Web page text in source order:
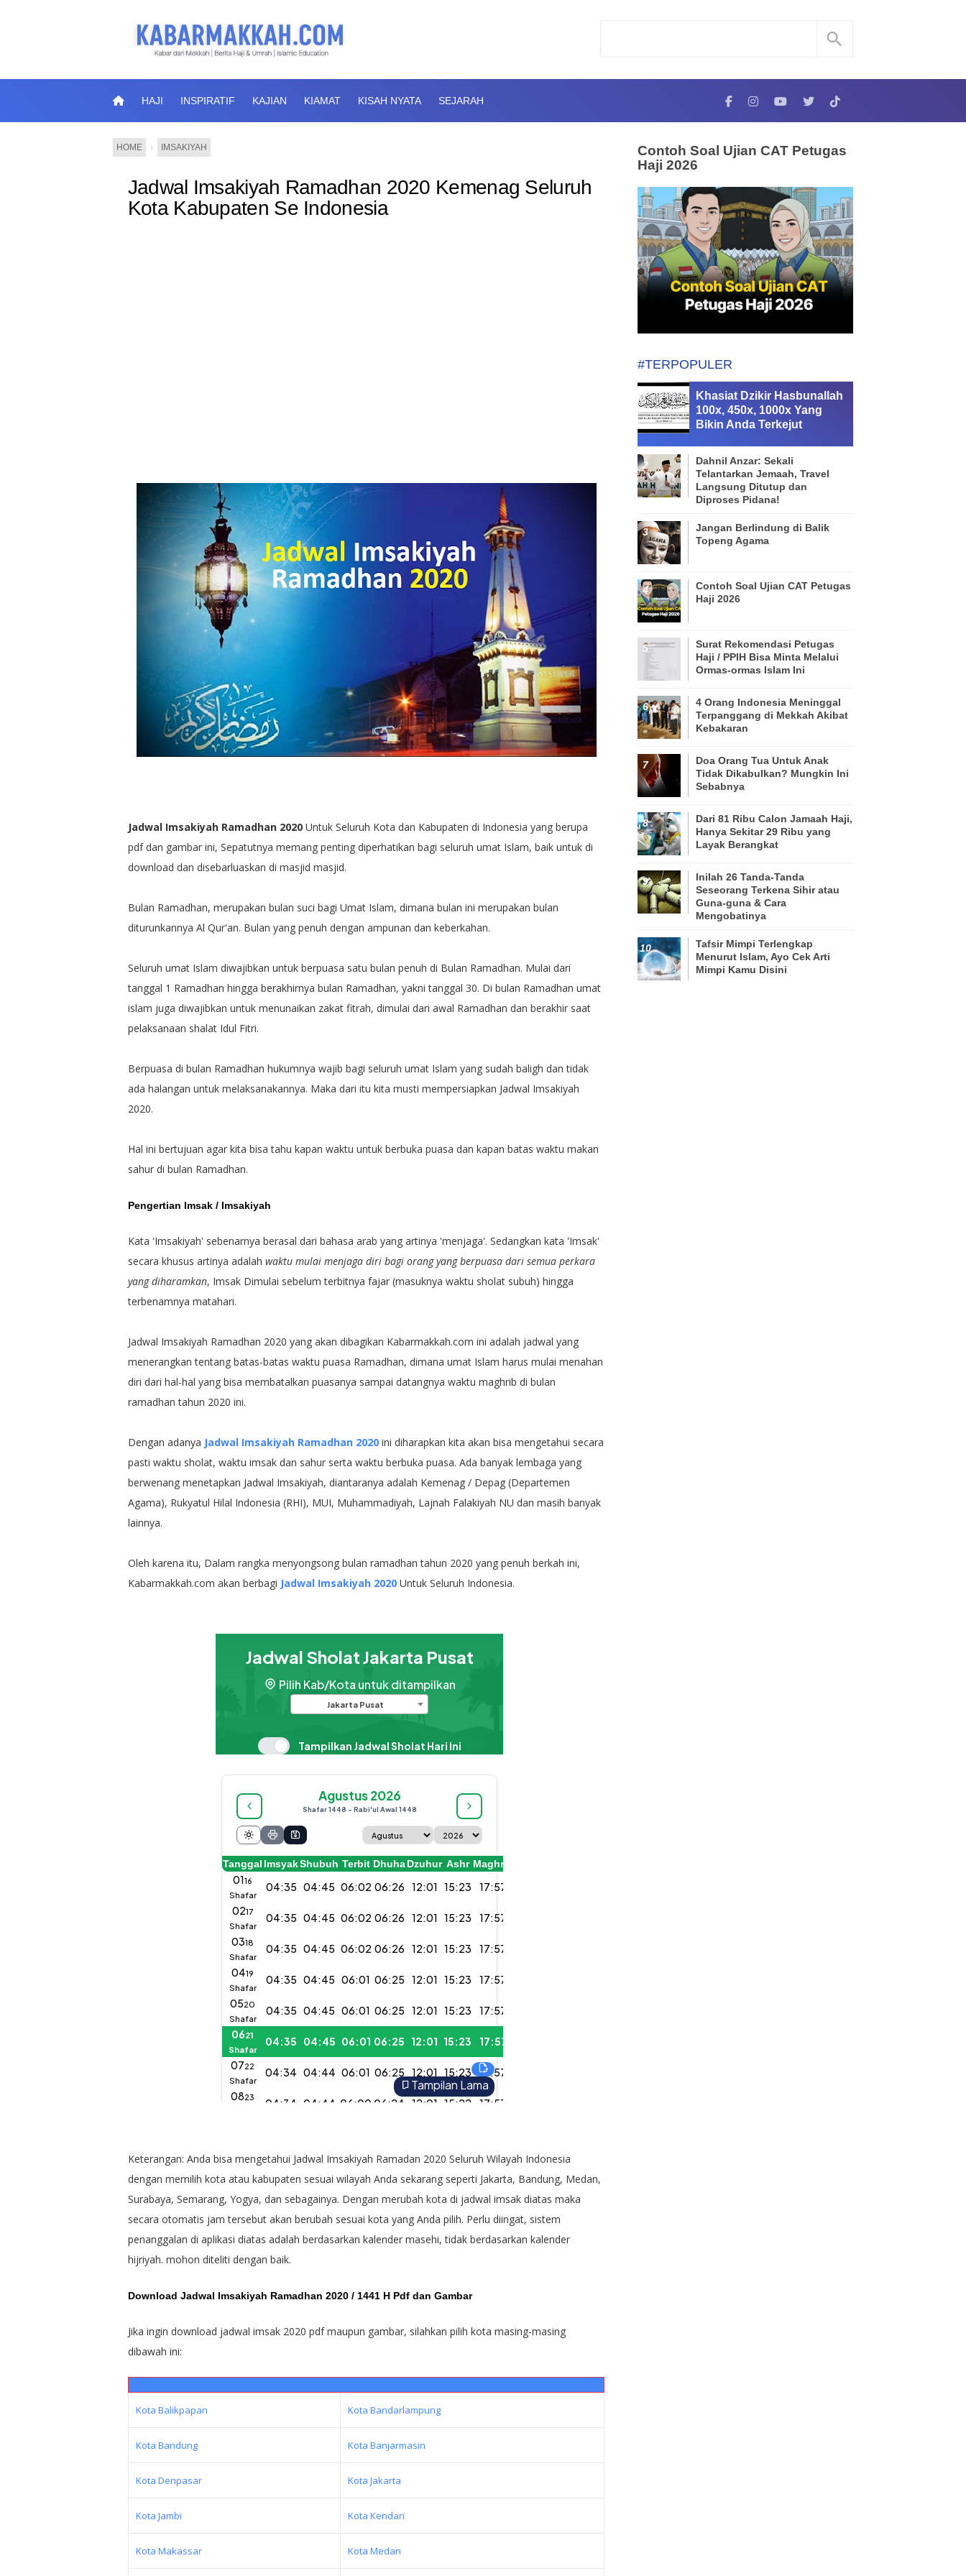
HAJI INSPIRATIF KAJIAN KIAMAT KISAH NYATA SEJARAH
HOME › IMSAKIYAH
Jadwal Imsakiyah Ramadhan 2020 Kemenag Seluruh
Kota Kabupaten Se Indonesia
Jadwal Imsakiyah Ramadhan 2020Untuk Seluruh Kota dan Kabupaten di Indonesia yang berupa
pdf dan gambar ini, Sepatutnya memang penting diperhatikan bagi seluruh umat Islam, baik untuk di
download dan disebarluaskan di masjid masjid.
Bulan Ramadhan, merupakan bulan suci bagi Umat Islam, dimana bulan ini merupakan bulan
diturunkannya Al Qur'an. Bulan yang penuh dengan ampunan dan keberkahan.
Seluruh umat Islam diwajibkan untuk berpuasa satu bulan penuh di Bulan Ramadhan. Mulai dari
tanggal 1 Ramadhan hingga berakhirnya bulan Ramadhan, yakni tanggal 30. Di bulan Ramadhan umat
islam juga diwajibkan untuk menunaikan zakat fitrah, dimulai dari awal Ramadhan dan berakhir saat
pelaksanaan shalat Idul Fitri.
Berpuasa di bulan Ramadhan hukumnya wajib bagi seluruh umat Islam yang sudah baligh dan tidak
ada halangan untuk melaksanakannya. Maka dari itu kita musti mempersiapkan Jadwal Imsakiyah
2020.
Hal ini bertujuan agar kita bisa tahu kapan waktu untuk berbuka puasa dan kapan batas waktu makan
sahur di bulan Ramadhan.
Pengertian Imsak / Imsakiyah
Kata 'Imsakiyah' sebenarnya berasal dari bahasa arab yang artinya 'menjaga'. Sedangkan kata 'Imsak'
secara khusus artinya adalah waktu mulai menjaga diri bagi orang yang berpuasa dari semua perkara
yang diharamkan, Imsak Dimulai sebelum terbitnya fajar (masuknya waktu sholat subuh) hingga
terbenamnya matahari.
Jadwal Imsakiyah Ramadhan 2020 yang akan dibagikan Kabarmakkah.com ini adalah jadwal yang
menerangkan tentang batas-batas waktu puasa Ramadhan, dimana umat Islam harus mulai menahan
diri dari hal-hal yang bisa membatalkan puasanya sampai datangnya waktu maghrib di bulan
ramadhan tahun 2020 ini.
Dengan adanya Jadwal Imsakiyah Ramadhan 2020ini diharapkan kita akan bisa mengetahui secara
pasti waktu sholat, waktu imsak dan sahur serta waktu berbuka puasa. Ada banyak lembaga yang
berwenang menetapkan Jadwal Imsakiyah, diantaranya adalah Kemenag / Depag (Departemen
Agama), Rukyatul Hilal Indonesia (RHI), MUI, Muhammadiyah, Lajnah Falakiyah NU dan masih banyak
lainnya.
Oleh karena itu, Dalam rangka menyongsong bulan ramadhan tahun 2020 yang penuh berkah ini,
Kabarmakkah.com akan berbagi Jadwal Imsakiyah 2020Untuk Seluruh Indonesia.
Keterangan: Anda bisa mengetahui Jadwal Imsakiyah Ramadan 2020 Seluruh Wilayah Indonesia
dengan memilih kota atau kabupaten sesuai wilayah Anda sekarang seperti Jakarta, Bandung, Medan,
Surabaya, Semarang, Yogya, dan sebagainya. Dengan merubah kota di jadwal imsak diatas maka
secara otomatis jam tersebut akan berubah sesuai kota yang Anda pilih. Perlu diingat, sistem
penanggalan di aplikasi diatas adalah berdasarkan kalender masehi, tidak berdasarkan kalender
hijriyah. mohon diteliti dengan baik.
Download Jadwal Imsakiyah Ramadhan 2020 / 1441 H Pdf dan Gambar
Jika ingin download jadwal imsak 2020 pdf maupun gambar, silahkan pilih kota masing-masing
dibawah ini:
Kota Balikpapan Kota Bandarlampung
Kota Bandung Kota Banjarmasin
Kota Denpasar Kota Jakarta
Kota Jambi Kota Kendari
Kota Makassar Kota Medan
Contoh Soal Ujian CAT Petugas
Haji 2026
#TERPOPULER
Khasiat Dzikir Hasbunallah
100x, 450x, 1000x Yang
Bikin Anda Terkejut
Dahnil Anzar: Sekali
Telantarkan Jemaah, Travel
Langsung Ditutup dan
Diproses Pidana!
Jangan Berlindung di Balik
Topeng Agama
Contoh Soal Ujian CAT Petugas
Haji 2026
Surat Rekomendasi Petugas
Haji / PPIH Bisa Minta Melalui
Ormas-ormas Islam Ini
4 Orang Indonesia Meninggal
Terpanggang di Mekkah Akibat
Kebakaran
Doa Orang Tua Untuk Anak
Tidak Dikabulkan? Mungkin Ini
Sebabnya
Dari 81 Ribu Calon Jamaah Haji,
Hanya Sekitar 29 Ribu yang
Layak Berangkat
Inilah 26 Tanda-Tanda
Seseorang Terkena Sihir atau
Guna-guna & Cara
Mengobatinya
Tafsir Mimpi Terlengkap
Menurut Islam, Ayo Cek Arti
Mimpi Kamu Disini